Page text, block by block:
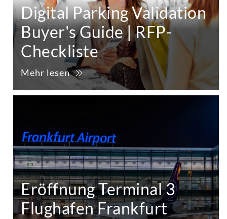
Digital Parking Validation
Buyer's Guide | RFP-
Checkliste
Mehr lesen
Eröffnung Terminal 3
Flughafen Frankfurt